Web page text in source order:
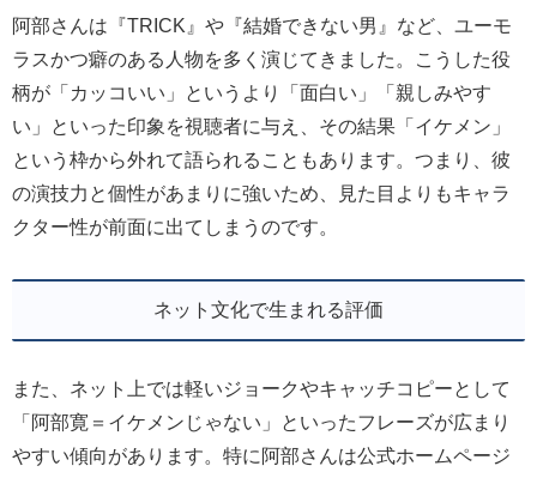
阿部さんは『TRICK』や『結婚できない男』など、ユーモ
ラスかつ癖のある人物を多く演じてきました。こうした役
柄が「カッコいい」というより「面白い」「親しみやす
い」といった印象を視聴者に与え、その結果「イケメン」
という枠から外れて語られることもあります。つまり、彼
の演技力と個性があまりに強いため、見た目よりもキャラ
クター性が前面に出てしまうのです。
ネット文化で生まれる評価
また、ネット上では軽いジョークやキャッチコピーとして
「阿部寛＝イケメンじゃない」といったフレーズが広まり
やすい傾向があります。特に阿部さんは公式ホームページ